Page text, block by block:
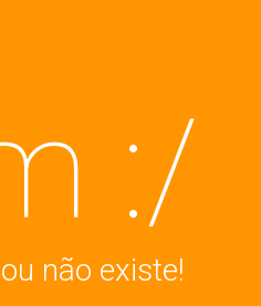
:/
não existe!